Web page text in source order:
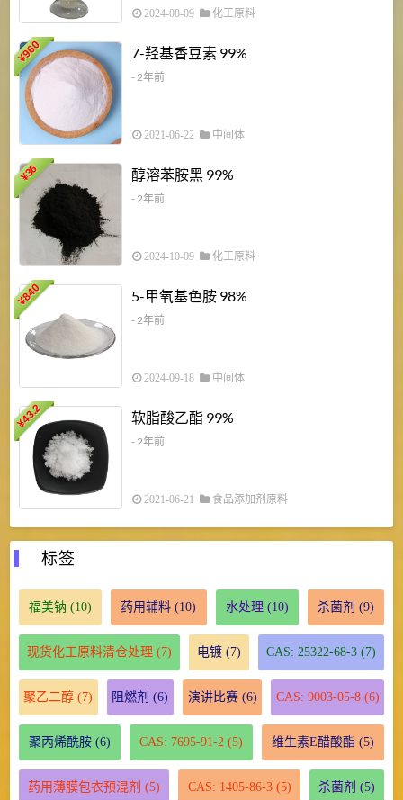
2024-08-09 化工原料
¥
960 7-羟基香豆素 99%
- 2年前
2021-06-22 中间体
¥
36 醇溶苯胺黑 99%
- 2年前
2024-10-09 化工原料
¥
840 5-甲氧基色胺 98%
- 2年前
2024-09-18 中间体
¥
43.2 软脂酸乙酯 99%
- 2年前
2021-06-21 食品添加剂原料
标签
福美钠 (10) 药用辅料 (10) 水处理 (10) 杀菌剂 (9)
现货化工原料清仓处理 (7) 电镀 (7) CAS: 25322-68-3 (7)
聚乙二醇 (7) 阻燃剂 (6) 演讲比赛(6) CAS: 9003-05-8(6)
聚丙烯酰胺(6) CAS: 7695-91-2 (5) 维生素E醋酸酯 (5)
药用薄膜包衣预混剂 (5) CAS: 1405-86-3(5) 杀菌剂 (5)